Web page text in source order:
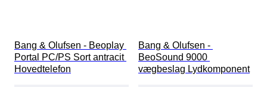
Bang & Olufsen - Beoplay
Portal PC/PS Sort antracit
Hovedtelefon
Bang & Olufsen -
BeoSound 9000
vægbeslag Lydkomponent